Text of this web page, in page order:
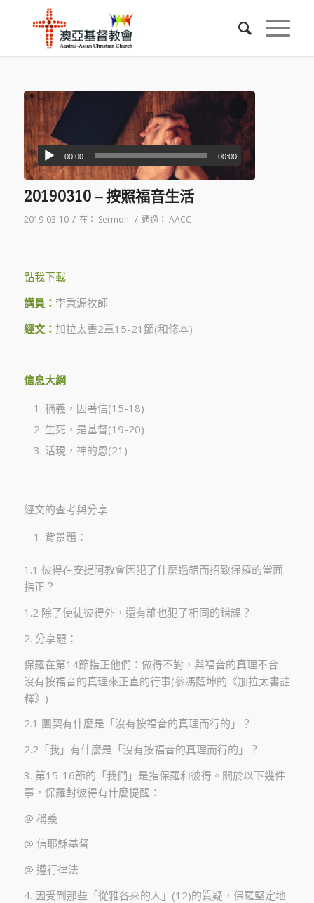
00:00 00:00
20190310 – 按照福音生活
2019-03-10 / 在： Sermon / 通過： AACC
點我下載
講員： 李秉源牧師
經文： 加拉太書2章15-21節(和修本)
信息大綱
稱義，因著信(15-18)
生死，是基督(19-20)
活現，神的恩(21)
經文的查考與分享
背景題：
1.1 彼得在安提阿教會因犯了什麼過錯而招致保羅的當面
指正？
1.2 除了使徒彼得外，還有誰也犯了相同的錯誤？
2. 分享題：
保羅在第14節指正他們：做得不對，與福音的真理不合=
沒有按福音的真理來正直的行事(參馮蔭坤的《加拉太書註
釋》)
2.1 團契有什麼是「沒有按福音的真理而行的」？
2.2「我」有什麼是「沒有按福音的真理而行的」？
3. 第15-16節的「我們」是指保羅和彼得。關於以下幾件
事，保羅對彼得有什麼提醒：
@ 稱義
@ 信耶穌基督
@ 遵行律法
4. 因受到那些「從雅各來的人」(12)的質疑，保羅堅定地